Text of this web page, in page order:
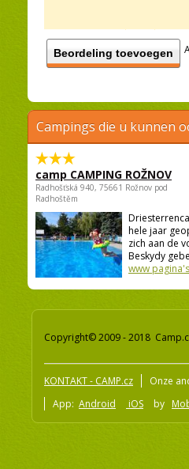
Beordeling toevoegen
Campings die u kunnen
camp CAMPING ROŽNOV
Radhošťská 940, 75661 Rožnov pod
Radhoštěm
hele jaar
zich aan de
Beskydy
www pagina's
Copyright© 2009 - 2018
KONTAKT - CAMP.cz Onze
App: Android iOS by